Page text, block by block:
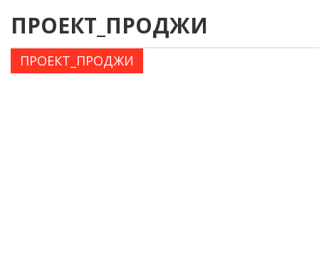
ПРОЕКТ_ПРОДЖИ
ПРОЕКТ_ПРОДЖИ